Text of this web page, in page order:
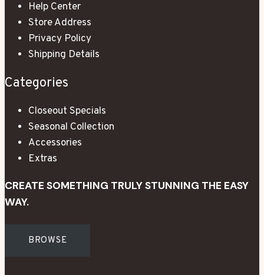
Help Center
Store Address
Privacy Policy
Shipping Details
Categories
Closeout Specials
Seasonal Collection
Accessories
Extras
CREATE SOMETHING TRULY STUNNING THE EASY
WAY.
BROWSE